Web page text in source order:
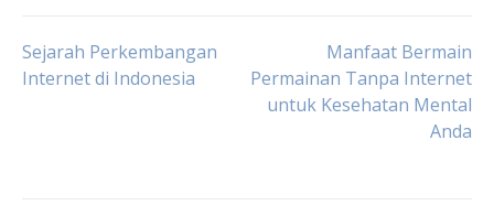
Post
Sejarah Perkembangan
Internet di Indonesia
Manfaat Bermain
Permainan Tanpa Internet
untuk Kesehatan Mental
Anda